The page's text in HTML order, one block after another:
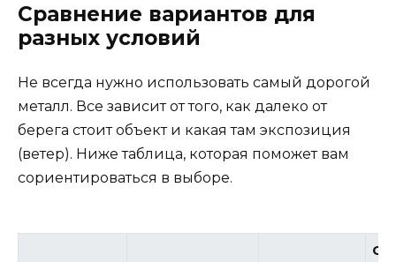
Сравнение вариантов для
разных условий
Не всегда нужно использовать самый дорогой
металл. Все зависит от того, как далеко от
берега стоит объект и какая там экспозиция
(ветер). Ниже таблица, которая поможет вам
сориентироваться в выборе.